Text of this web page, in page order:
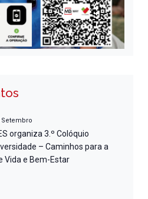
Setembro
organiza 3.º Colóquio
– Caminhos para a
Vida e Bem-Estar